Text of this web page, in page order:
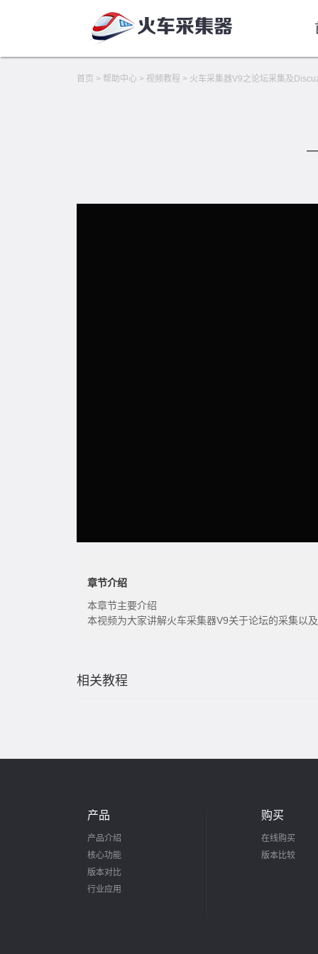
首页 > 帮助中心 > 视频教程 > 火车采集器V9之论坛采集及
章节介绍
本章节主要介绍
本视频为大家讲解火车采集器V9关于论坛的采集以
相关教程
产品
产品介绍
核心功能
版本对比
行业应用
购买
在线购买
版本比较